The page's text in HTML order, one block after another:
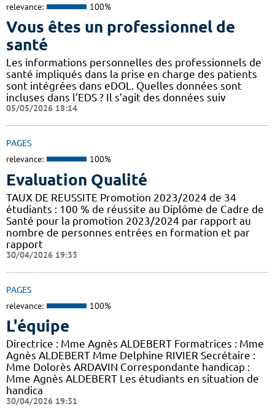
relevance: 100%
Vous êtes un professionnel de
santé
Les informations personnelles des professionnels de
santé impliqués dans la prise en charge des patients
sont intégrées dans eDOL. Quelles données sont
incluses dans l’EDS ? Il s’agit des données suiv
05/05/2026 18:14
PAGES
relevance: 100%
Evaluation Qualité
TAUX DE REUSSITE Promotion 2023/2024 de 34
étudiants : 100 % de réussite au Diplôme de Cadre de
Santé pour la promotion 2023/2024 par rapport au
nombre de personnes entrées en formation et par
rapport
30/04/2026 19:33
PAGES
relevance: 100%
L'équipe
Directrice : Mme Agnès ALDEBERT Formatrices : Mme
Agnès ALDEBERT Mme Delphine RIVIER Secrétaire :
Mme Dolorès ARDAVIN Correspondante handicap :
Mme Agnès ALDEBERT Les étudiants en situation de
handica
30/04/2026 19:31